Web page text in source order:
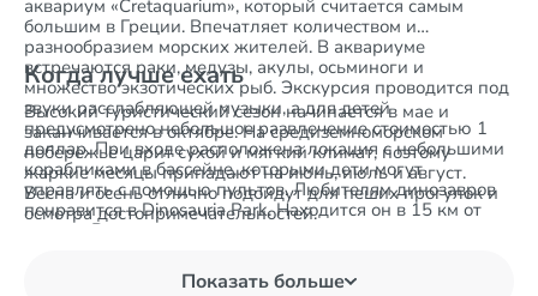
аквариум «Cretaquarium», который считается самым
большим в Греции. Впечатляет количеством и
разнообразием морских жителей. В аквариуме
встречаются раки, медузы, акулы, осьминоги и
множество экзотических рыб. Экскурсия проводится под
звуки расслабляющей музыки, а для детей
предусмотрено небольшое развлечение стоимостью 1
доллар. При входе расположена локация с небольшими
корабликами в бассейне, которыми дети могут
управлять с помощью пультов. Любителям динозавров
понравится в Dinosauria Park. Находится он в 15 км от
города. В парке детям предлагаются интересные
раскопки и красочные игровые площадки.
Когда лучше ехать
Высокий туристический сезон начинается в мае и
заканчивается в октябре. На средиземноморском
побережье царит сухой и мягкий климат, поэтому
жаркие месяцы припадают на июнь, июль и август.
Весна и осень отлично подойдут для пеших прогулок и
осмотра достопримечательностей.
Показать больше